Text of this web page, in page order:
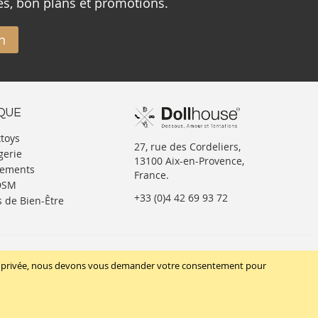
nous devons vous demander votre consentement pour
de Bien-Être
27, rue des Cordeliers,
13100 Aix-en-Provence,
France.
+33 (0)4 42 69 93 72
SUIVEZ-NOUS